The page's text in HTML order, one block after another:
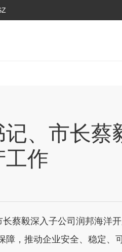
记、市长
工作
蔡毅深入子公司润邦海洋
障，推动企业安全、稳定